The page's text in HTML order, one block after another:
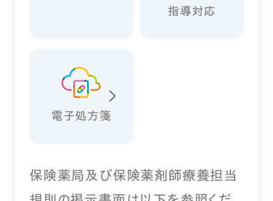
指導対応
電子処方箋
保険薬局及び保険薬剤師療養担当